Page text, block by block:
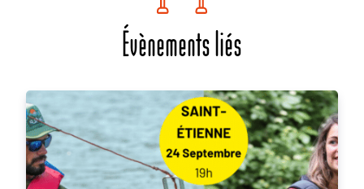
Évènements liés